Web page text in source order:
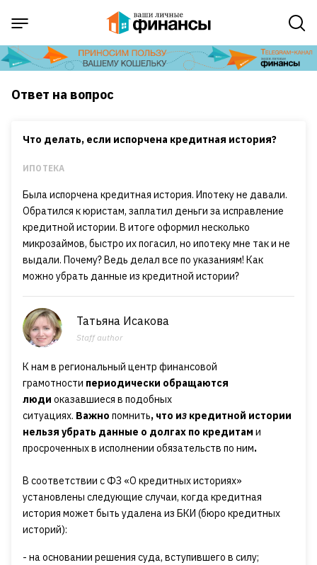
Ответ на вопрос
Что делать, если испорчена кредитная история?
ИПОТЕКА
Была испорчена кредитная история. Ипотеку не давали.
Обратился к юристам, заплатил деньги за исправление
кредитной истории. В итоге оформил несколько
микрозаймов, быстро их погасил, но ипотеку мне так и не
выдали. Почему? Ведь делал все по указаниям! Как
можно убрать данные из кредитной истории?
Татьяна Исакова
Staff author
К нам в региональный центр финансовой
грамотности периодически обращаются
люди оказавшиеся в подобных
ситуациях. Важно помнить, что из кредитной истории
нельзя убрать данные о долгах по кредитами
просроченных в исполнении обязательств по ним.
В соответствии с ФЗ «О кредитных историях»
установлены следующие случаи, когда кредитная
история может быть удалена из БКИ (бюро кредитных
историй):
- на основании решения суда, вступившего в силу;